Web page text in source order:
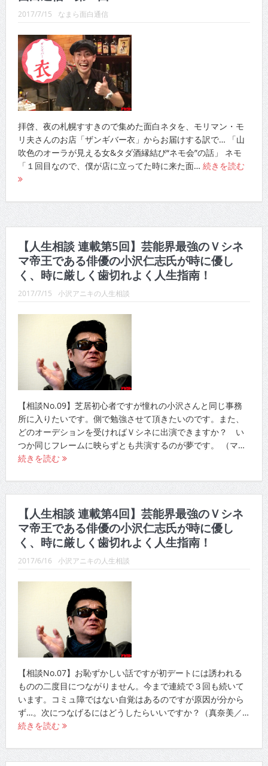
2017/7/15 なまら面白通信
拝啓、夜の札幌すすきので集めた面白ネタを、モリマン・モ
リ夫さんのお店「ザンギバー衣」からお届けする訳で… 「山
吹色のオーラが見える女&タダ酒縁結び“ネモ会”の話」 ネモ
「１回目なので、僕が店に立ってた時に来た面… 続きを読む
【人生相談 連載第5回】芸能界最強のＶシネ
マ帝王である俳優の小沢仁志氏が時に優し
く、時に厳しく歯切れよく人生指南！
2017/7/15 小沢アニキの人生相談
【相談No.09】芝居初心者ですが憧れの小沢さんと同じ事務
所に入りたいです。側で勉強させて頂きたいのです。また、
どのオーデションを受ければＶシネに出演できますか？ い
つか同じフレームに映らずとも共演するのが夢です。 （マ…
続きを読む
【人生相談 連載第4回】芸能界最強のＶシネ
マ帝王である俳優の小沢仁志氏が時に優し
く、時に厳しく歯切れよく人生指南！
2017/6/16 小沢アニキの人生相談
【相談No.07】お恥ずかしい話ですが初デートには誘われる
ものの二度目につながりません。今まで連続で３回も続いて
います。コミュ障ではない自覚はあるのですが原因が分から
ず…。次につなげるにはどうしたらいいですか？（真奈美／…
続きを読む